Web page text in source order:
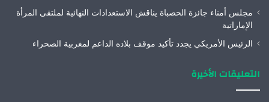
مجلس أمناء جائزة الحصباة يناقش الاستعدادات النهائية لملتقى المرأة
الإماراتية
الرئيس الأمريكي يجدد تأكيد موقف بلاده الداعم لمغربية الصحراء
التعليقات الأخيرة